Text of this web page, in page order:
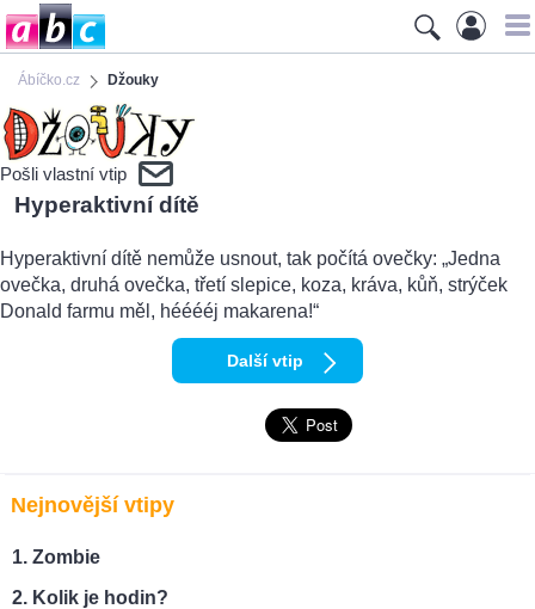
Ábíčko.cz Džouky
Pošli vlastní vtip
Hyperaktivní dítě
Hyperaktivní dítě nemůže usnout, tak počítá ovečky: „Jedna
ovečka, druhá ovečka, třetí slepice, koza, kráva, kůň, strýček
Donald farmu měl, hééééj makarena!“
Další vtip
Nejnovější vtipy
Zombie
Kolik je hodin?